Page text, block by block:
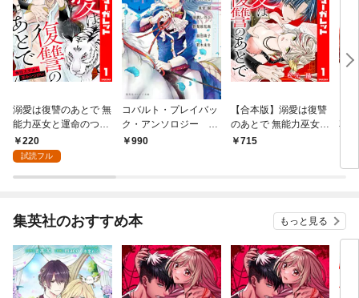
溺愛は復讐のあとで 無
能力巫女と運命のつが
い 1220
試読フル
コバルト・プレイバッ
ク・アンソロジー ｐ
ａｒｔ １
990
【合本版】溺愛は復讐
のあとで 無能力巫女と
運命のつがい 1
715
花
集英社のおすすめ本 もっと見る